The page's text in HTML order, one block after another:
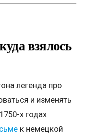
взялось
легенда про
и изменять
х годах
к немецкой